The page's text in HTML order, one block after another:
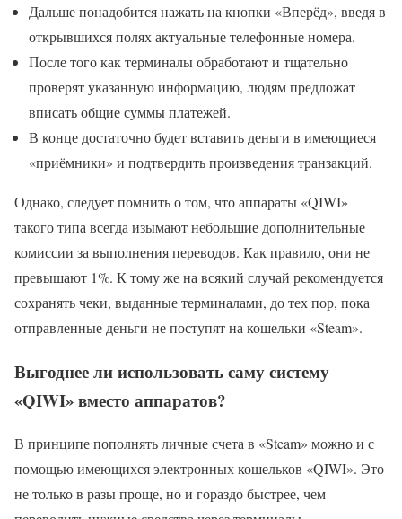
Дальше понадобится нажать на кнопки «Вперёд», введя в
открывшихся полях актуальные телефонные номера.
После того как терминалы обработают и тщательно
проверят указанную информацию, людям предложат
вписать общие суммы платежей.
В конце достаточно будет вставить деньги в имеющиеся
«приёмники» и подтвердить произведения транзакций.
Однако, следует помнить о том, что аппараты «QIWI»
такого типа всегда изымают небольшие дополнительные
комиссии за выполнения переводов. Как правило, они не
превышают 1%. К тому же на всякий случай рекомендуется
сохранять чеки, выданные терминалами, до тех пор, пока
отправленные деньги не поступят на кошельки «Steam».
Выгоднее ли использовать саму систему
«QIWI» вместо аппаратов?
В принципе пополнять личные счета в «Steam» можно и с
помощью имеющихся электронных кошельков «QIWI». Это
не только в разы проще, но и гораздо быстрее, чем